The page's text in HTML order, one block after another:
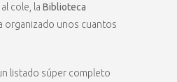
cole, la Biblioteca
organizado unos cuantos
listado súper completo